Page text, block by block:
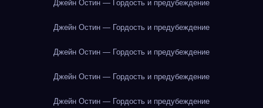
Джейн Остин — Гордость и предубеждение
Джейн Остин — Гордость и предубеждение
Джейн Остин — Гордость и предубеждение
Джейн Остин — Гордость и предубеждение
Джейн Остин — Гордость и предубеждение